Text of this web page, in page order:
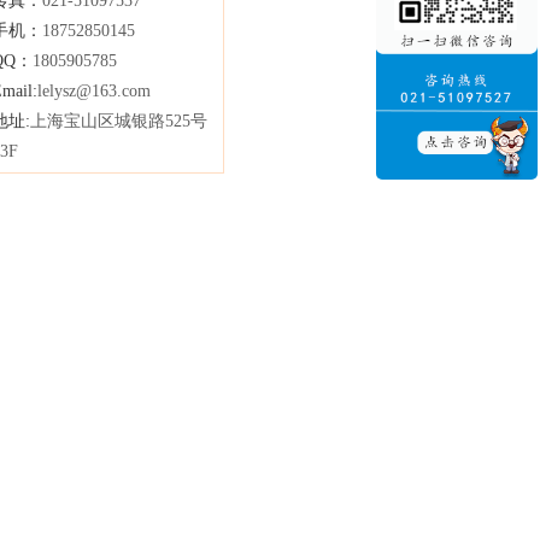
机： 18752850145
： 1805905785
lelysz@163.com
址:上海宝山区城银路525号